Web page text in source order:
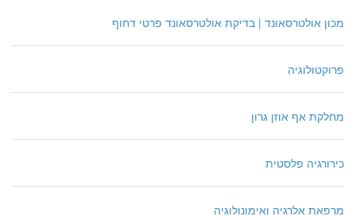
מכון אולטרסאונד | בדיקת אולטרסאונד פרטי דחוף
פרוקטולוגיה
מחלקת אף אוזן גרון
כירורגיה פלסטית
מרפאת אלרגיה ואימונולוגיה